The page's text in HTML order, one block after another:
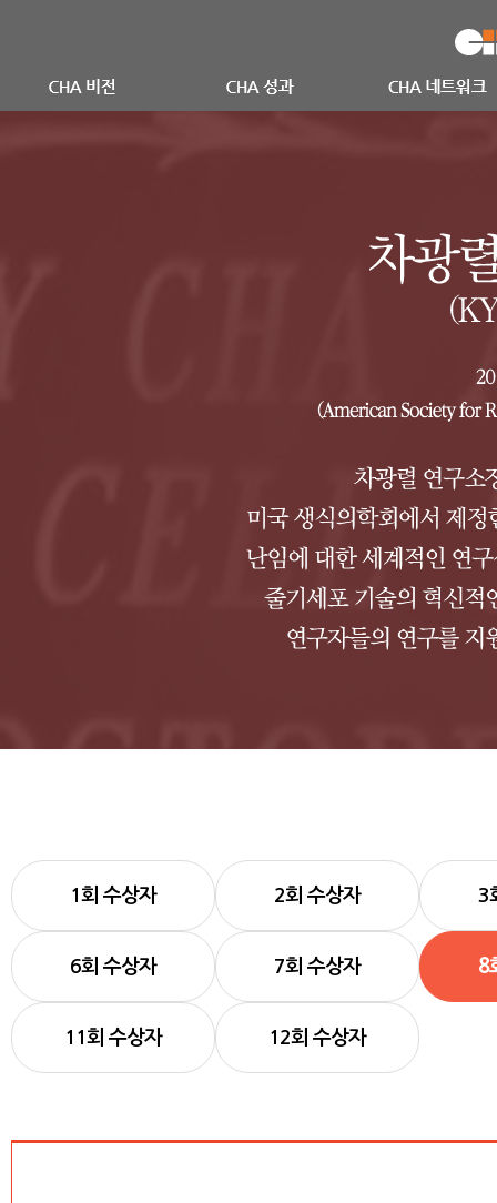
1회 수상자 2회 수상자 3
6회 수상자 7회 수상자 8
11회 수상자 12회 수상자